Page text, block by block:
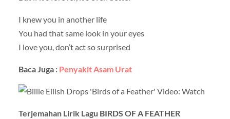
I knew you in another life
You had that same look in your eyes
I love you, don’t act so surprised
Baca Juga : Penyakit Asam Urat
Terjemahan Lirik Lagu BIRDS OF A FEATHER